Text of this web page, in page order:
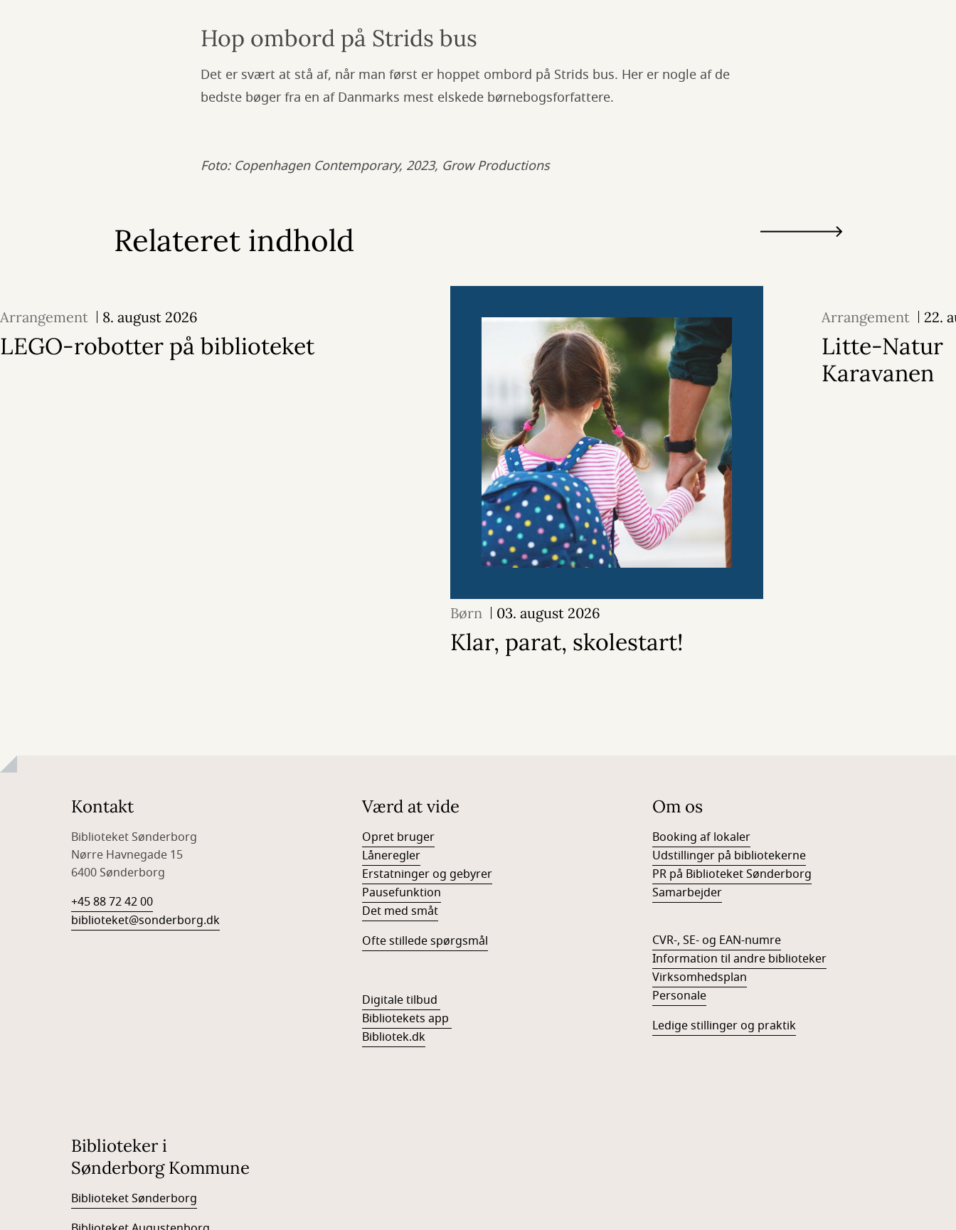
Hop ombord på Strids bus
Det er svært at stå af, når man først er hoppet ombord på Strids bus. Her er nogle af de
bedste bøger fra en af Danmarks mest elskede børnebogsforfattere.
Foto: Copenhagen Contemporary, 2023, Grow Productions
Relateret indhold
Arrangement 8. august 2026
LEGO-robotter på biblioteket
Børn 03. august 2026
Klar, parat, skolestart!
Arrangement 22.
Litte-Natur
Karavanen
Kontakt
Biblioteket Sønderborg
Nørre Havnegade 15
6400 Sønderborg
+45 88 72 42 00
biblioteket@sonderborg.dk
Værd at vide
Opret bruger
Låneregler
Erstatninger og gebyrer
Pausefunktion
Det med småt
Ofte stillede spørgsmål
Digitale tilbud
Bibliotekets app
Bibliotek.dk
Om os
Booking af lokaler
Udstillinger på bibliotekerne
PR på Biblioteket Sønderborg
Samarbejder
CVR-, SE- og EAN-numre
Information til andre biblioteker
Virksomhedsplan
Personale
Ledige stillinger og praktik
Biblioteker i
Sønderborg Kommune
Biblioteket Sønderborg